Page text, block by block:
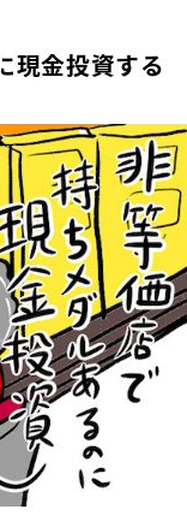
現金投資する